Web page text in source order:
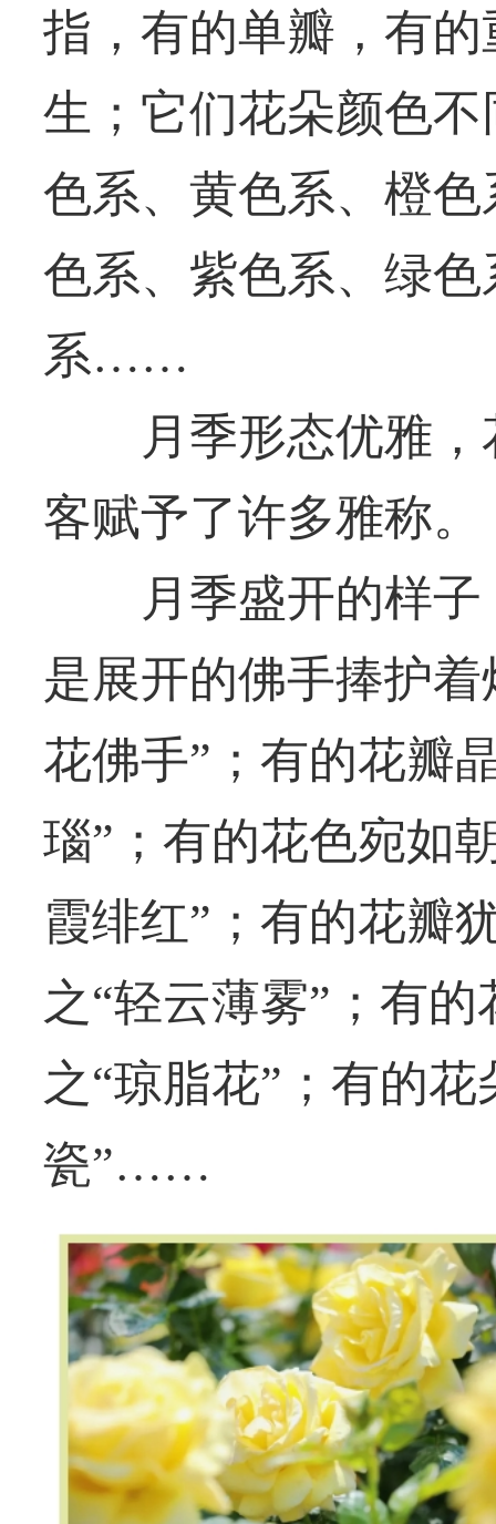
指，有的单瓣，有
生；它们花朵颜色
色系、黄色系、橙
色系、紫色系、绿
系……
月季形态优雅，
客赋予了许多雅称。
月季盛开的样子
是展开的佛手捧护
花佛手”；有的花瓣
瑙”；有的花色宛如
霞绯红”；有的花瓣
之“轻云薄雾”；有
之“琼脂花”；有的
瓷”……